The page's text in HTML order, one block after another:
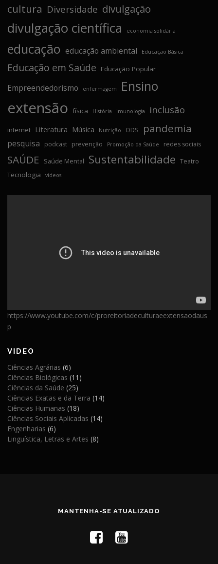
cultura Diversidade divulgação
divulgação científica economia solidária
educação educação ambiental Educação Básica
Educação em Saúde Educação Popular
Empreendedorismo enfermagem Ensino
extensão física História imunologia inclusão
internet Literatura Música Nutrição ODS pandemia
pesquisa podcast prevenção Promoção da Saúde redes sociais
SAÚDE Saúde Mental Sustentabilidade Teatro
Tecnologia vídeos
https://www.youtube.com/c/proreitoriadeculturaeextensaodaus
p
VIDEO
Ciências Agrárias (6)
Ciências Biológicas (11)
Ciências da Saúde (25)
Ciências Exatas e da Terra (14)
Ciências Humanas (18)
Ciências Sociais Aplicadas (14)
Engenharias (6)
Linguística, Letras e Artes (8)
MANTENHA-SE ATUALIZADO